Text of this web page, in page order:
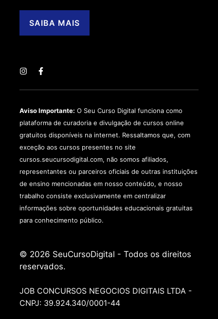
SAIBA MAIS
Aviso Importante: O Seu Curso Digital funciona como
plataforma de curadoria e divulgação de cursos online
gratuitos disponíveis na internet. Ressaltamos que, com
exceção aos cursos presentes no site
cursos.seucursodigital.com, não somos afiliados,
representantes ou parceiros oficiais de outras instituições
de ensino mencionadas em nosso conteúdo, e nosso
trabalho consiste exclusivamente em centralizar
informações sobre oportunidades educacionais gratuitas
para conhecimento público.
© 2026 SeuCursoDigital - Todos os direitos
reservados.
JOB CONCURSOS NEGOCIOS DIGITAIS LTDA -
CNPJ: 39.924.340/0001-44